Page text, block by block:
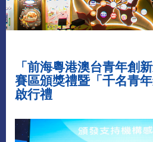
「前海粵港澳台青年創
賽區頒獎禮暨「千名青
啟行禮